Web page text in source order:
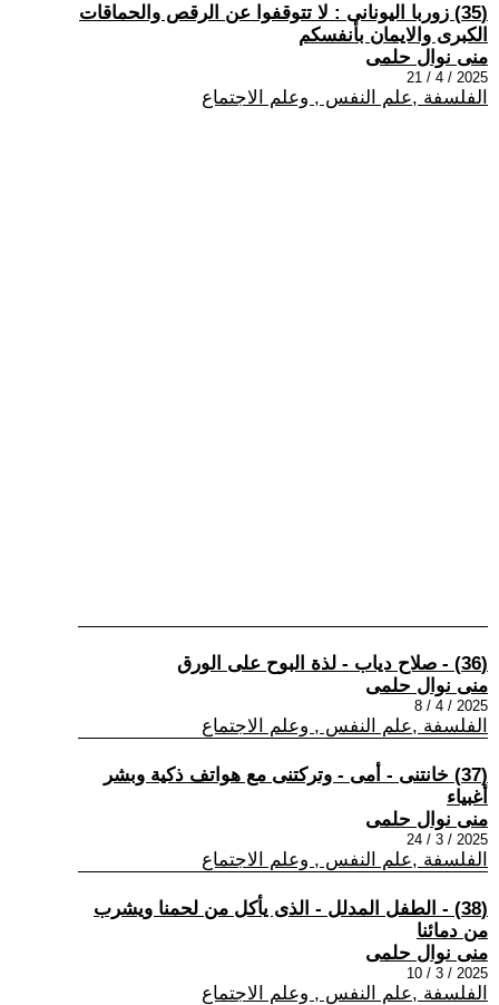
(35) زوربا اليونانى : لا تتوقفوا عن الرقص والحماقات
الكبرى والايمان بأنفسكم
منى نوال حلمى
2025 / 4 / 21
الفلسفة ,علم النفس , وعلم الاجتماع
(36) - صلاح دياب - لذة البوح على الورق
منى نوال حلمى
2025 / 4 / 8
الفلسفة ,علم النفس , وعلم الاجتماع
(37) خانتنى - أمى - وتركتنى مع هواتف ذكية وبشر
أغبياء
منى نوال حلمى
2025 / 3 / 24
الفلسفة ,علم النفس , وعلم الاجتماع
(38) - الطفل المدلل - الذى يأكل من لحمنا ويشرب
من دمائنا
منى نوال حلمى
2025 / 3 / 10
الفلسفة ,علم النفس , وعلم الاجتماع